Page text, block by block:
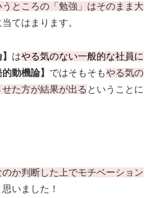
ところの「勉強」はそのまま大
当てはまります。
はやる気のない一般的な社員に
的動機論】 ではそもそもやる気の
た方が結果が出る ということに
か判断した上でモチベーション
いました！